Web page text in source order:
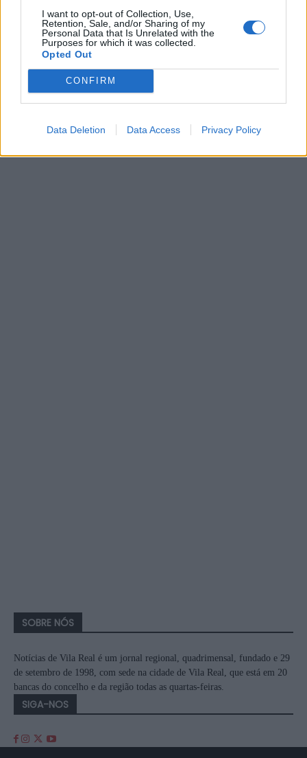
I want to opt-out of Collection, Use,
Retention, Sale, and/or Sharing of my
Personal Data that Is Unrelated with the
Purposes for which it was collected.
Opted Out
CONFIRM
Data Deletion Data Access Privacy Policy
GNR intensifica vigilância face ao
risco de incêndio e já registou mais
de 7 mil ocorrências em 2025
USF Alijó reforça serviços com
novo equipamento de Radiografia
Siga-nos no Instagram@noticiasdevilareal
SOBRE NÓS
Notícias de Vila Real é um jornal regional, quadrimensal, fundado e 29
de setembro de 1998, com sede na cidade de Vila Real, que está em 20
bancas do concelho e da região todas as quartas-feiras.
SIGA-NOS